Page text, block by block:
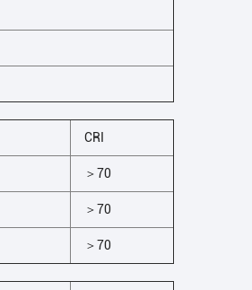
CRI
＞70
＞70
＞70